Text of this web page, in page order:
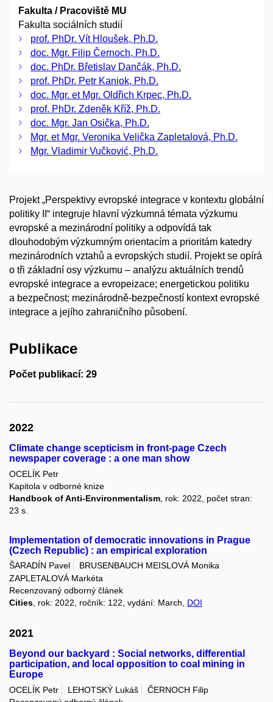
Fakulta / Pracoviště MU
Fakulta sociálních studií
prof. PhDr. Vít Hloušek, Ph.D.
doc. Mgr. Filip Černoch, Ph.D.
doc. PhDr. Břetislav Dančák, Ph.D.
prof. PhDr. Petr Kaniok, Ph.D.
doc. Mgr. et Mgr. Oldřich Krpec, Ph.D.
prof. PhDr. Zdeněk Kříž, Ph.D.
doc. Mgr. Jan Osička, Ph.D.
Mgr. et Mgr. Veronika Velička Zapletalová, Ph.D.
Mgr. Vladimir Vučković, Ph.D.
Projekt „Perspektivy evropské integrace v kontextu globální
politiky II“ integruje hlavní výzkumná témata výzkumu
evropské a mezinárodní politiky a odpovídá tak
dlouhodobým výzkumným orientacím a prioritám katedry
mezinárodních vztahů a evropských studií. Projekt se opírá
o tři základní osy výzkumu – analýzu aktuálních trendů
evropské integrace a evropeizace; energetickou politiku
a bezpečnost; mezinárodně-bezpečností kontext evropské
integrace a jejího zahraničního působení.
Publikace
Počet publikací: 29
2022
Climate change scepticism in front-page Czech
newspaper coverage : a one man show
OCELÍK Petr
Kapitola v odborné knize
Handbook of Anti-Environmentalism , rok: 2022, počet stran:
23 s.
Implementation of democratic innovations in Prague
(Czech Republic) : an empirical exploration
ŠARADÍN Pavel
BRUSENBAUCH MEISLOVÁ Monika
ZAPLETALOVÁ Markéta
Recenzovaný odborný článek
Cities , rok: 2022, ročník: 122, vydání: March, DOI
2021
Beyond our backyard : Social networks, differential
participation, and local opposition to coal mining in
Europe
OCELÍK Petr LEHOTSKÝ Lukáš
ČERNOCH Filip